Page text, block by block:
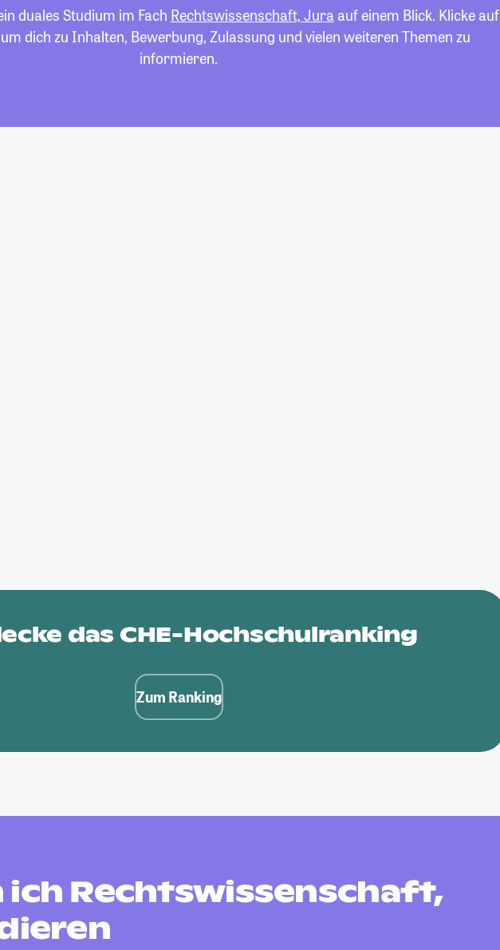
duales Studium im Fach Rechtswissenschaft, Jura auf einem Blick. Klicke auf
dich zu Inhalten, Bewerbung, Zulassung und vielen weiteren Themen zu
informieren.
das CHE-Hochschulranking
Zum Ranking
ich Rechtswissenschaft,